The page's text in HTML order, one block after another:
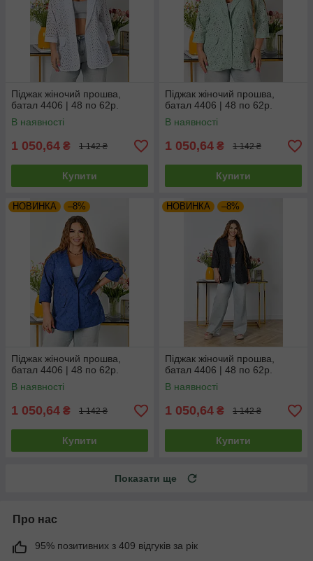
Піджак жіночий прошва,
батал 4406 | 48 по 62р.
В наявності
1 050,64 ₴ 1 142 ₴
Купити
Піджак жіночий прошва,
батал 4406 | 48 по 62р.
В наявності
1 050,64 ₴ 1 142 ₴
Купити
НОВИНКА –8%
Піджак жіночий прошва,
батал 4406 | 48 по 62р.
В наявності
1 050,64 ₴ 1 142 ₴
Купити
НОВИНКА –8%
Піджак жіночий прошва,
батал 4406 | 48 по 62р.
В наявності
1 050,64 ₴ 1 142 ₴
Купити
Показати ще
Про нас
95% позитивних з 409 відгуків за рік